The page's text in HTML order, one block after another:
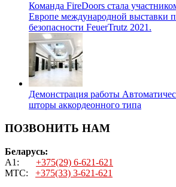
Команда FireDoors стала
Европе международной выставки
безопасности FeuerTrutz 2021.
Демонстрация работы
шторы аккордеонного типа
ПОЗВОНИТЬ НАМ
Беларусь:
A1: +375(29) 6-621-621
MTC: +375(33) 3-621-621